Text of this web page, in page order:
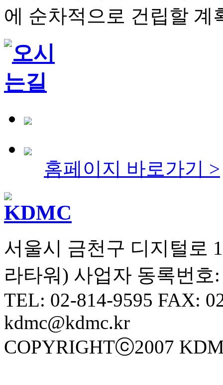
에 순차적으로 건립할
홈페이지 바로가기 >
서울시 금천구 디지털로
라타워) 사업자 동록번호:
TEL: 02-814-9595 FAX:
kdmc@kdmc.kr
COPYRIGHTⓒ2007